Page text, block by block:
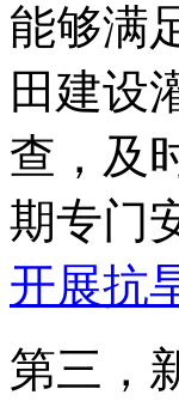
能够满
田建设
查，及
期专门
开展抗
第三，